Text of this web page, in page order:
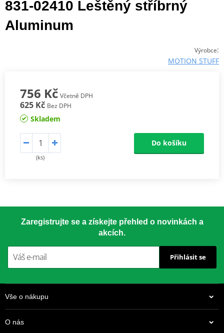
831-02410 Leštěný stříbrný
Aluminum
Výrobce:
MOTION STUFF
756 Kč Včetně DPH
625 Kč Bez DPH
Skladem
(ks)
Do košíku
Zaregistrujte se a získejte přehled o novinkách a
akcích.
Přihlásit se
Vše o nákupu
O nás